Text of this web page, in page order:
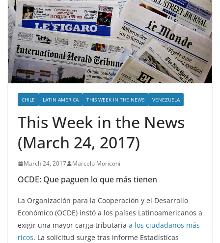
CHILE LATIN AMERICA THIS WEEK IN THE NEWS VENEZUELA
This Week in the News
(March 24, 2017)
March 24, 2017 Marcelo Moriconi
OCDE: Que paguen lo que más tienen
La Organización para la Cooperación y el Desarrollo
Económico (OCDE) instó a los países Latinoamericanos a
exigir una mayor carga tributaria a los ciudadanos más
ricos. La solicitud surge tras informe Estadísticas